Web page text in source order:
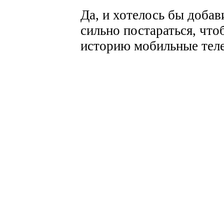
Да, и хотелось бы
сильно постараться,
историю мобильные